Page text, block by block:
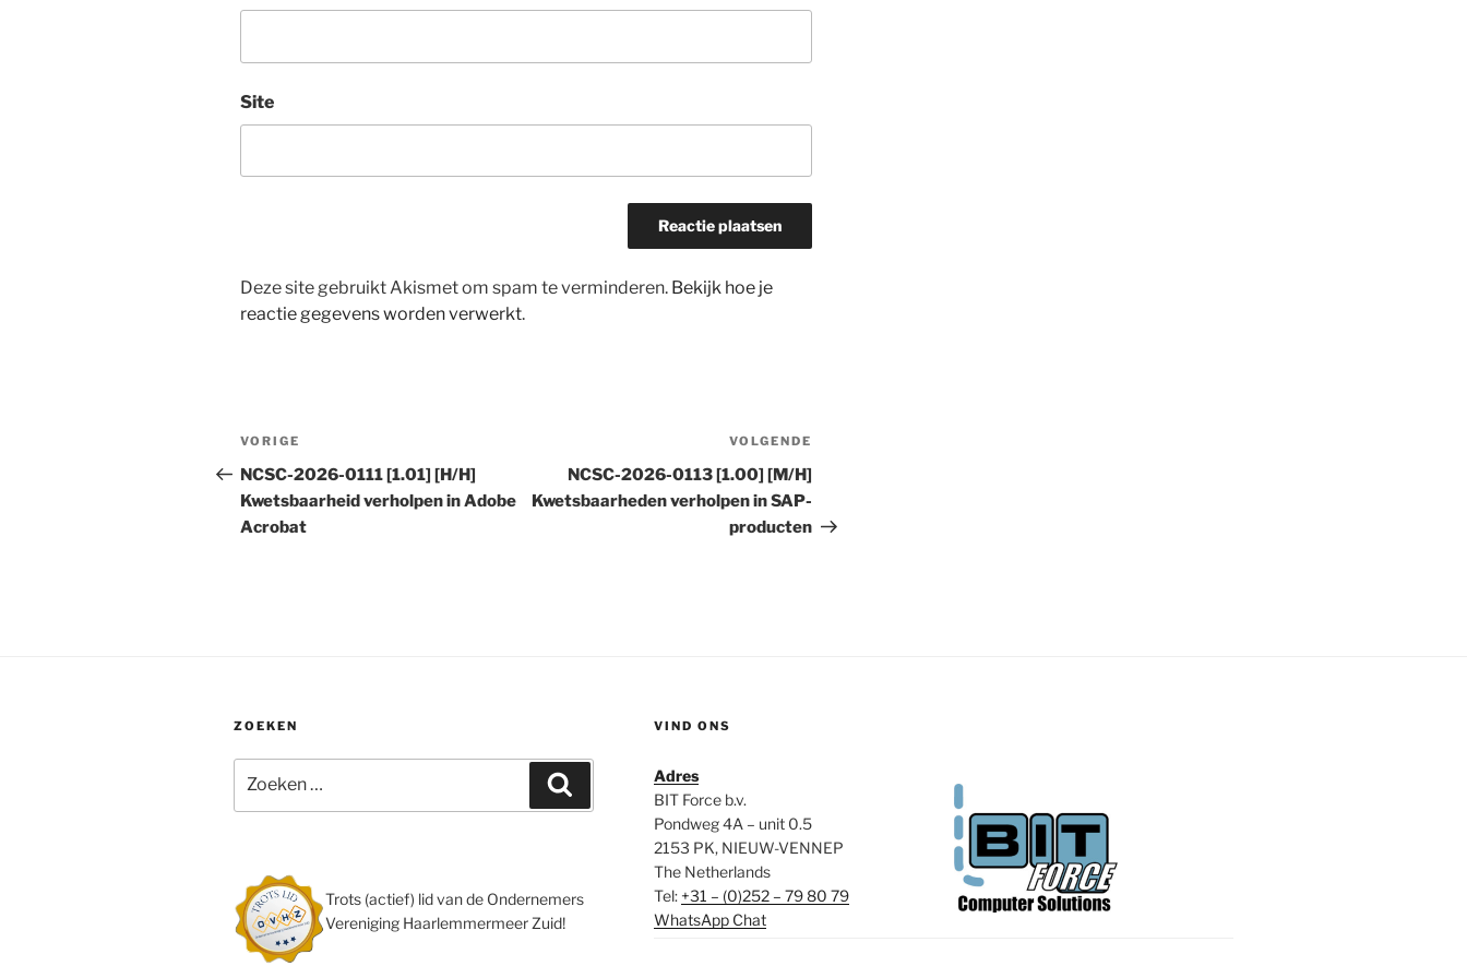
Site
Deze site gebruikt Akismet om spam te verminderen. Bekijk hoe je
reactie gegevens worden verwerkt.
Bericht
navigatie
Vorig
bericht
VORIGE
NCSC-2026-0111 [1.01] [H/H]
Kwetsbaarheid verholpen in Adobe
Acrobat
VOLGENDE
NCSC-2026-0113 [1.00] [M/H]
Kwetsbaarheden verholpen in SAP-
producten
ZOEKEN
naar:
Trots (actief) lid van de Ondernemers
Vereniging Haarlemmermeer Zuid!
VIND ONS
Adres
BIT Force b.v.
Pondweg 4A – unit 0.5
2153 PK, NIEUW-VENNEP
The Netherlands
Tel: +31 – (0)252 – 79 80 79
WhatsApp Chat